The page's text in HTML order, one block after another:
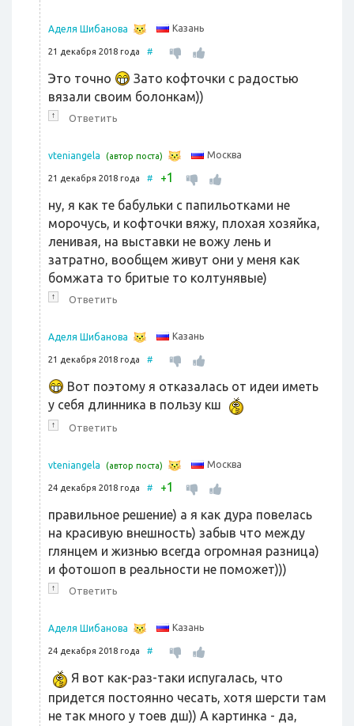
Аделя Шибанова Казань
21 декабря 2018 года #
Это точно
Зато кофточки с радостью
вязали своим болонкам))
↑ Ответить
vteniangela (автор поста) Москва
21 декабря 2018 года # +1
ну, я как те бабульки с папильотками не
морочусь, и кофточки вяжу, плохая хозяйка,
ленивая, на выставки не вожу лень и
затратно, вообщем живут они у меня как
бомжата то бритые то колтунявые)
↑ Ответить
Аделя Шибанова Казань
21 декабря 2018 года #
Вот поэтому я отказалась от идеи иметь
у себя длинника в пользу кш
↑ Ответить
vteniangela (автор поста) Москва
24 декабря 2018 года # +1
правильное решение) а я как дура повелась
на красивую внешность) забыв что между
глянцем и жизнью всегда огромная разница)
и фотошоп в реальности не поможет)))
↑ Ответить
Аделя Шибанова Казань
24 декабря 2018 года #
Я вот как-раз-таки испугалась, что
придется постоянно чесать, хотя шерсти там
не так много у тоев дш)) А картинка - да,